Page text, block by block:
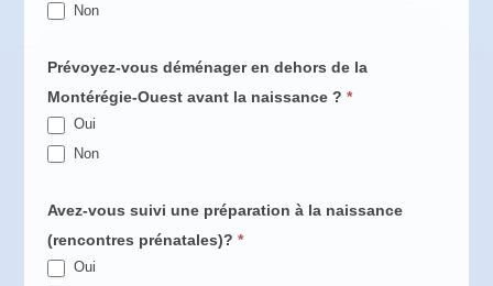
Non
Prévoyez-vous déménager en dehors de la
Montérégie-Ouest avant la naissance ? *
Oui
Non
Avez-vous suivi une préparation à la naissance
(rencontres prénatales)? *
Oui